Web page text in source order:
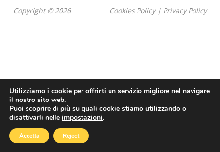
Copyright © 2026 Cookies Policy| Privacy Policy
Utilizziamo i cookie per offrirti un servizio migliore nel navigare
il nostro sito web.
Puoi scoprire di più su quali cookie stiamo utilizzando o
disattivarli nelle impostazioni.
Accetta Reject